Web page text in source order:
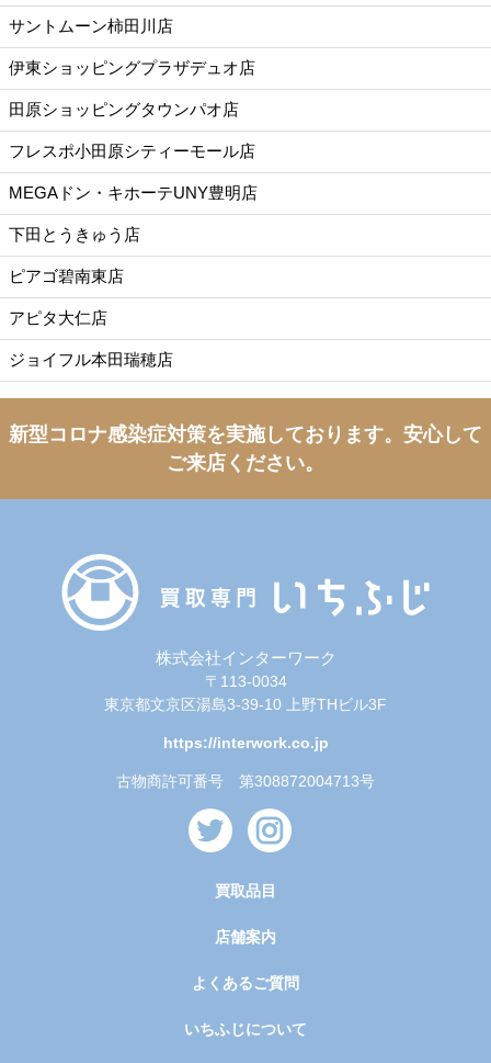
サントムーン柿田川店
伊東ショッピングプラザデュオ店
田原ショッピングタウンパオ店
フレスポ小田原シティーモール店
MEGAドン・キホーテUNY豊明店
下田とうきゅう店
ピアゴ碧南東店
アピタ大仁店
ジョイフル本田瑞穂店
新型コロナ感染症対策を実施しております。 安心して
ご来店ください。
株式会社インターワーク
〒113-0034
東京都文京区湯島3-39-10 上野THビル3F
https://interwork.co.jp
古物商許可番号 第308872004713号
買取品目
店舗案内
よくあるご質問
いちふじについて